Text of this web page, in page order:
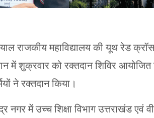
राजकीय महाविद्यालय की यूथ रेड
में शुक्रवार को रक्तदान शिविर आयोजित
ने रक्तदान किया।
नगर में उच्च शिक्षा विभाग उत्तराखंड